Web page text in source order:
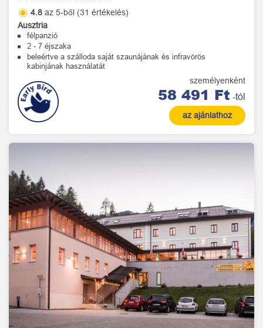
4.8 az 5-ből (31 értékelés)
Ausztria
félpanzió
2 - 7 éjszaka
beleértve a szálloda saját szaunájának és infravörös
kabinjának használatát
személyenként
58 491 Ft -tól
az ajánlathoz